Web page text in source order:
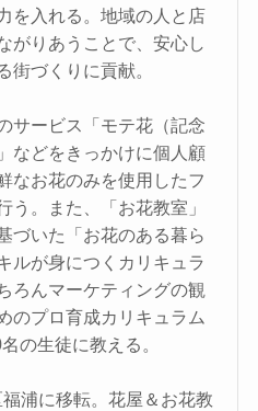
を入れる。地域の人と店
がりあうことで、安心し
街づくりに貢献。
サービス「モテ花（記念
などをきっかけに個人顧
なお花のみを使用したフ
う。また、「お花教室」
づいた「お花のある暮ら
ルが身につくカリキュラ
ろんマーケティングの観
のプロ育成カリキュラム
の生徒に教える。
浦に移転。花屋＆お花教